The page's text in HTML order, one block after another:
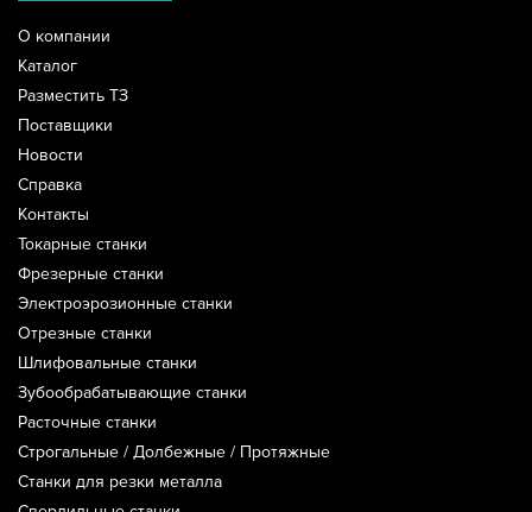
О компании
Каталог
Разместить ТЗ
Поставщики
Новости
Справка
Контакты
Токарные станки
Фрезерные станки
Электроэрозионные станки
Отрезные станки
Шлифовальные станки
Зубообрабатывающие станки
Расточные станки
Строгальные / Долбежные / Протяжные
Станки для резки металла